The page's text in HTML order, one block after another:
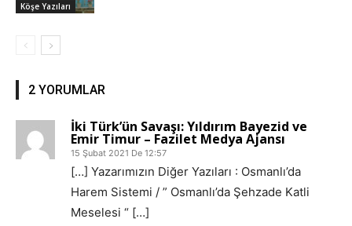
Köşe Yazıları
2 YORUMLAR
İki Türk’ün Savaşı: Yıldırım Bayezid ve
Emir Timur – Fazilet Medya Ajansı
15 Şubat 2021 De 12:57
[…] Yazarımızın Diğer Yazıları : Osmanlı’da
Harem Sistemi / ” Osmanlı’da Şehzade Katli
Meselesi “ […]